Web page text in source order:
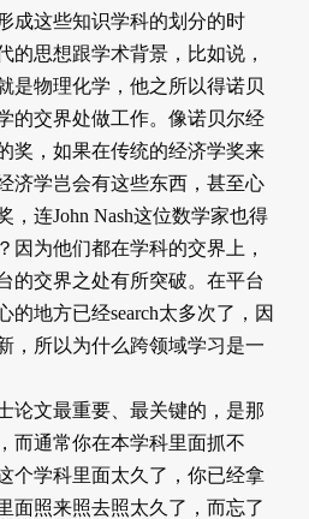
成这些知识学科的划分的时
的思想跟学术背景，比如说，
是物理化学，他之所以得诺贝
的交界处做工作。像诺贝尔经
奖，如果在传统的经济学奖来
济学岂会有这些东西，甚至心
，连John Nash这位数学家也得
因为他们都在学科的交界上，
的交界之处有所突破。在平台
的地方已经search太多次了，因
，所以为什么跨领域学习是一
论文最重要、最关键的，是那
而通常你在本学科里面抓不
个学科里面太久了，你已经拿
面照来照去照太久了，而忘了